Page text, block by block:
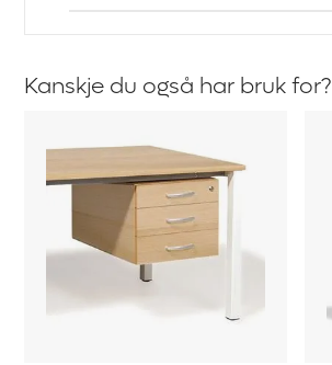
Kanskje du også har bruk for?
skrivebord